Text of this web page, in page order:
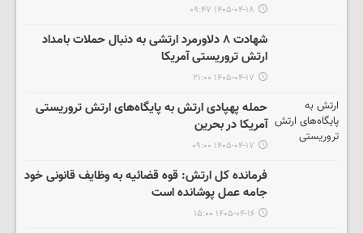
۱۴۰۵-۰۴-۱۸ ۰۹:۴۷
شهادت ۸ دلاورمرد ارتشی به دنبال حملات بامداد
ارتش تروریستی آمریکا
۱۴۰۵-۰۴-۱۷ ۲۱:۰۰
حمله پهپادی ارتش به پایگاه‌های ارتش تروریستی
آمریکا در بحرین
۱۴۰۵-۰۴-۱۷ ۰۹:۰۰
فرمانده کل ارتش: قوه قضائیه به وظایف قانونی خود
جامه عمل پوشانده است
۱۴۰۵-۰۴-۱۶ ۱۵:۰۰